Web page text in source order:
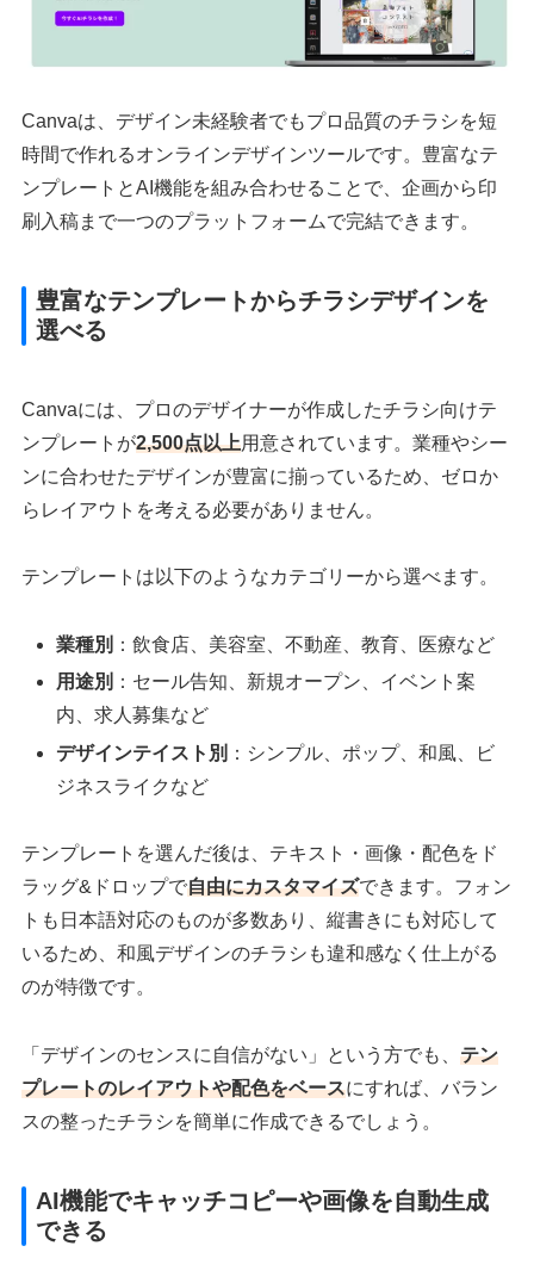
Canvaは、デザイン未経験者でもプロ品質のチラシを短
時間で作れるオンラインデザインツールです。豊富なテ
ンプレートとAI機能を組み合わせることで、企画から印
刷入稿まで一つのプラットフォームで完結できます。
豊富なテンプレートからチラシデザインを
選べる
Canvaには、プロのデザイナーが作成したチラシ向けテ
ンプレートが2,500点以上用意されています。業種やシー
ンに合わせたデザインが豊富に揃っているため、ゼロか
らレイアウトを考える必要がありません。
テンプレートは以下のようなカテゴリーから選べます。
業種別 ：飲食店、美容室、不動産、教育、医療など
用途別 ：セール告知、新規オープン、イベント案
内、求人募集など
デザインテイスト別 ：シンプル、ポップ、和風、ビ
ジネスライクなど
テンプレートを選んだ後は、テキスト・画像・配色をド
ラッグ&ドロップで自由にカスタマイズできます。フォン
トも日本語対応のものが多数あり、縦書きにも対応して
いるため、和風デザインのチラシも違和感なく仕上がる
のが特徴です。
「デザインのセンスに自信がない」という方でも、テン
プレートのレイアウトや配色をベースにすれば、バラン
スの整ったチラシを簡単に作成できるでしょう。
AI機能でキャッチコピーや画像を自動生成
できる